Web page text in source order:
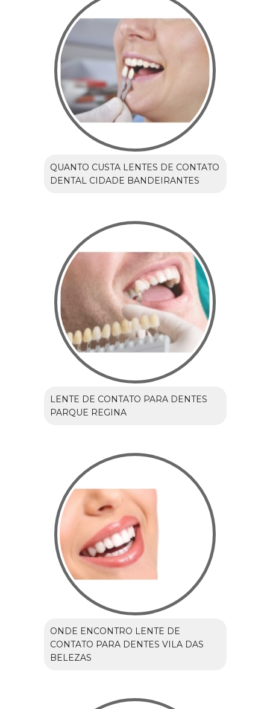
QUANTO CUSTA LENTES DE CONTATO
DENTAL CIDADE BANDEIRANTES
LENTE DE CONTATO PARA DENTES
PARQUE REGINA
ONDE ENCONTRO LENTE DE
CONTATO PARA DENTES VILA DAS
BELEZAS